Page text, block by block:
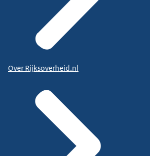
Over Rijksoverheid.nl